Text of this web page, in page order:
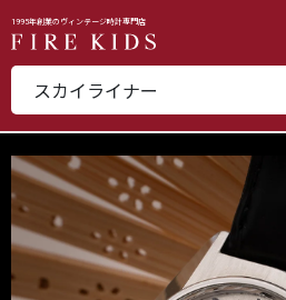
1995年創業のヴィンテージ時計専門店